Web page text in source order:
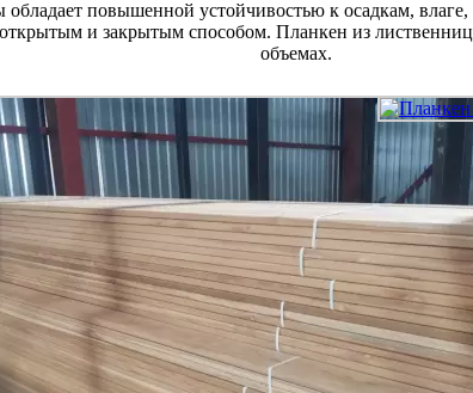
повышенной устойчивостью к осадкам,
и закрытым способом. Планкен из
объемах.